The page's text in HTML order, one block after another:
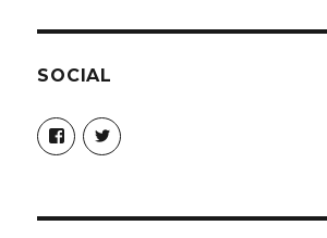
SOCIAL
Profil
von
christoph.fleischer1
anzeigen
Profil
von
anzeigen